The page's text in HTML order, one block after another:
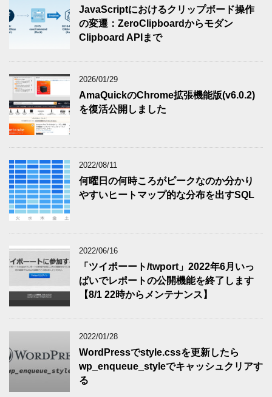
JavaScriptにおけるクリップボード操作
の変遷：ZeroClipboardからモダン
Clipboard APIまで
2026/01/29
AmaQuickのChrome拡張機能版(v6.0.2)
を復活公開しました
2022/08/11
何曜日の何時ころがピークなのか分かり
やすいヒートマップ的な分布を出すSQL
2022/06/16
「ツイポーート/twport」2022年6月いっ
ぱいでレポートの公開機能を終了します
【8/1 22時からメンテナンス】
2022/01/28
WordPressでstyle.cssを更新したら
wp_enqueue_styleでキャッシュクリアす
る